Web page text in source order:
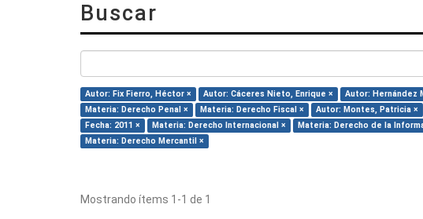
Buscar
Autor: Fix Fierro, Héctor × Autor: Cáceres Nieto, Enrique × Autor: Hernández
Materia: Derecho Penal ×
Materia: Derecho Fiscal × Autor: Montes, Patricia ×
Fecha: 2011 ×
Materia: Derecho Internacional × Materia: Derecho de la
Materia: Derecho Mercantil ×
Mostrando ítems 1-1 de 1